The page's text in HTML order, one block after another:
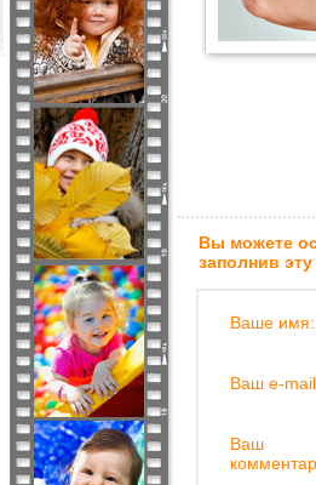
Вы можете
заполнив
Ваше имя:
Ваш e-
Ваш